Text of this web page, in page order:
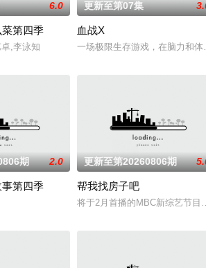
6.0
第四季
,李泳知
更新至第07集
血战X
一场极限生存游戏，在脑力和体
姐妹，是情敌。今天爱男人明天爱女人，今天是
下半年播出。
期 2.0
第四季
更新至第20260806期
帮我找房子吧
将于2月首播的MBC新综艺节目